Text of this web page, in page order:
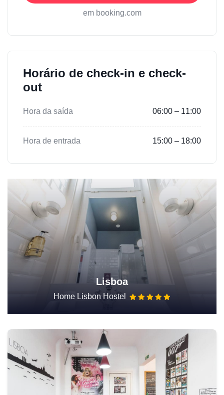
em booking.com
Horário de check-in e check-
out
Hora da saída 06:00 – 11:00
Hora de entrada 15:00 – 18:00
Lisboa
Home Lisbon Hostel